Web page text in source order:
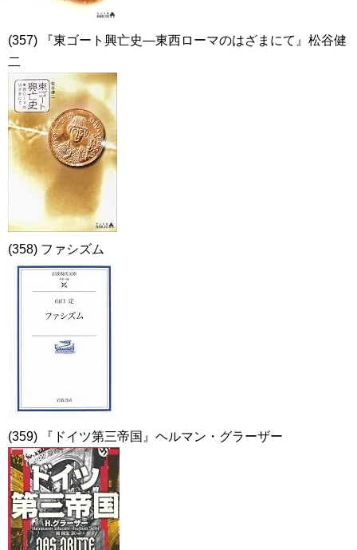
(357) 『東ゴート興亡史―東西ローマのはざまにて』松谷健
二
(358) ファシズム
(359) 『ドイツ第三帝国』ヘルマン・グラーザー